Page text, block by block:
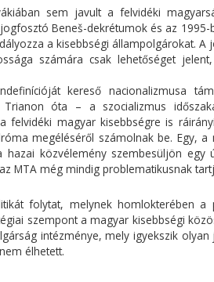
sem javult a felvidéki
Beneš-dekrétumok és az
a kisebbségi állampolgárokat. A
számára csak lehetőséget
kereső nacionalizmusa
óta – a szocializmus
felvidéki magyar kisebbségre is
megéléséről számolnak be. Egy,
közvélemény szembesüljön egy
MTA még mindig problematikusnak
folytat, melynek homlokterében a
szempont a magyar kisebbségi
intézménye, mely igyekszik
élhetett.